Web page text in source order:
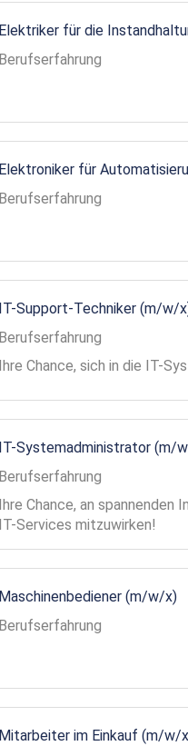
Elektriker für die
Berufserfahrung
Elektroniker für
Berufserfahrung
IT-Support-Techniker (m/w/
Berufserfahrung
Ihre Chance, sich in die IT-
IT-Systemadministrator (m/
Berufserfahrung
Ihre Chance, an
IT-Services mitzuwirken!
Maschinenbediener (m/w/x)
Berufserfahrung
Mitarbeiter im Einkauf (m/w/